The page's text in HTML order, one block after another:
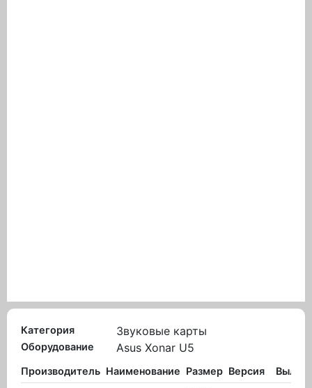
Категория Звуковые карты
Оборудование Asus Xonar U5
Производитель Наименование Размер Версия